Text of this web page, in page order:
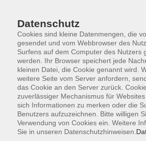
Zum Hauptinhalt springen
Der Kurs konnte nicht gefunden
Datenschutz
Cookies sind kleine Datenmengen, die
gesendet und vom Webbrowser des
Surfens auf dem Computer des Nutzers
werden. Ihr Browser speichert jede
kleinen Datei, die Cookie genannt wird.
weitere Seite vom Server anfordern,
das Cookie an den Server zurück.
zuverlässiger Mechanismus für
sich Informationen zu merken oder die
Benutzers aufzuzeichnen. Bitte willigen
Verwendung von Cookies ein. Weitere
Sie in unseren Datenschutzhinweisen.